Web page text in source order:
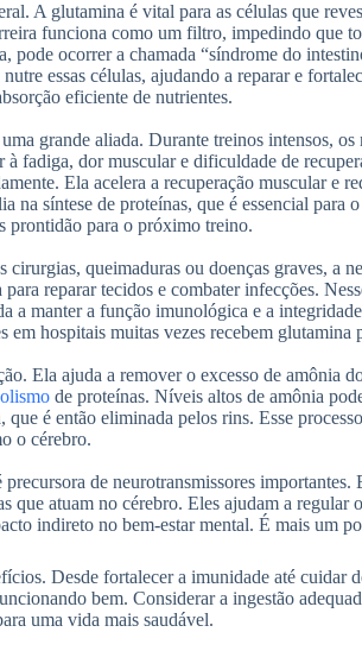
A glutamina é vital para as células que
funciona como um filtro, impedindo que
pode ocorrer a chamada “síndrome do
essas células, ajudando a reparar e
eficiente de nutrientes.
grande aliada. Durante treinos intensos,
fadiga, dor muscular e dificuldade de
Ela acelera a recuperação muscular e
na síntese de proteínas, que é essencial para
prontidão para o próximo treino.
queimaduras ou doenças graves, a
reparar tecidos e combater infecções.
a manter a função imunológica e a
em hospitais muitas vezes recebem
Ela ajuda a remover o excesso de amônia
de proteínas. Níveis altos de amônia
é então eliminada pelos rins. Esse
o cérebro.
de neurotransmissores importantes.
que atuam no cérebro. Eles ajudam a regular
indireto no bem-estar mental. É mais um
Desde fortalecer a imunidade até cuidar
bem. Considerar a ingestão
uma vida mais saudável.